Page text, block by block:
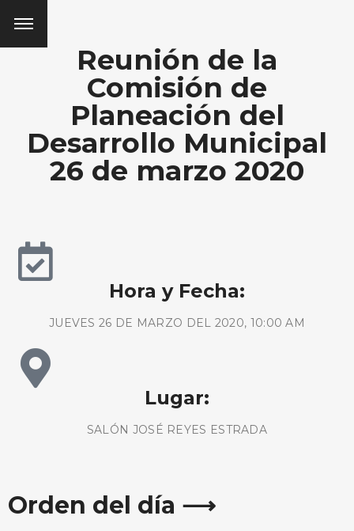
Reunión de la
Comisión de
Planeación del
Desarrollo Municipal
26 de marzo 2020
Hora y Fecha:
JUEVES 26 DE MARZO DEL 2020, 10:00 AM
Lugar:
SALÓN JOSÉ REYES ESTRADA
Orden del día ⟶